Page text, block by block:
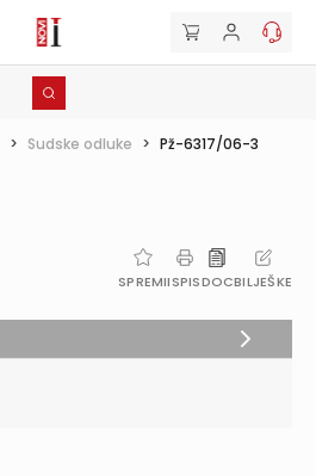
> Sudske odluke > Pž-6317/06-3
SPREMIISPISDOCBILJEŠKE